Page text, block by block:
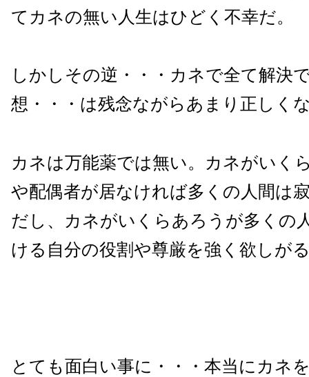
てカネの無い人生はひどく不幸だ。
しかしその逆・・・カネで全て解決
想・・・は残念ながらあまり正しく
カネは万能薬では無い。カネがいく
や配偶者が居なければ多くの人間は
だし、カネがいくらあろうが多くの
ける自分の役割や尊厳を強く欲しが
とても面白い事に・・・本当にカネ